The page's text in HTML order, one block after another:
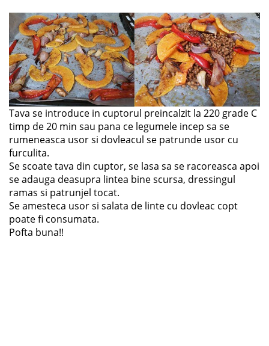
Tava se introduce in cuptorul preincalzit la 220 grade C
timp de 20 min sau pana ce legumele incep sa se
rumeneasca usor si dovleacul se patrunde usor cu
furculita.
Se scoate tava din cuptor, se lasa sa se racoreasca apoi
se adauga deasupra lintea bine scursa, dressingul
ramas si patrunjel tocat.
Se amesteca usor si salata de linte cu dovleac copt
poate fi consumata.
Pofta buna!!